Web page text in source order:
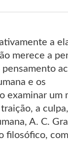
a
merece a
e os
examinar um
a
A. C.
filosófico,